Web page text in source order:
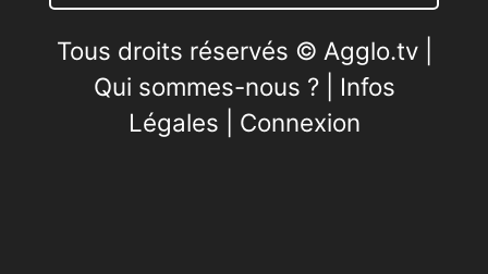
Tous droits réservés © Agglo.tv |
Qui sommes-nous ?| Infos
Légales
Connexion